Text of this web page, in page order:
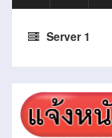
Server 1